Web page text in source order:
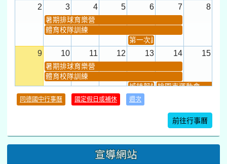
2 3 4 5 6 7 8
暑期排球育樂營
體育校隊訓練
第一次課發會 (12:30~)
9 10 11 12 13 14 15
暑期排球育樂營
體育校隊訓練
城鎮韌性(防空)演習
桃園市運動會
暑期體育育樂營結束
21 22
桃園市運動會
同德國中行事曆 國定假日或補休 週次
前往行事曆
宣導網站